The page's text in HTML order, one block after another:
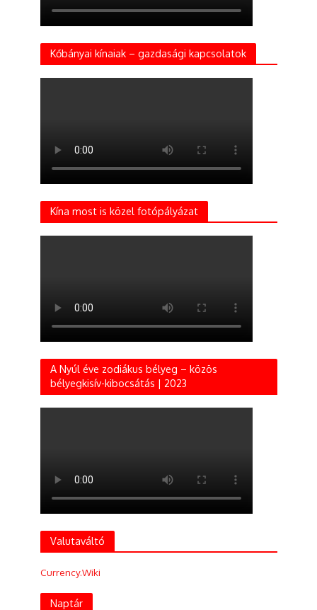
Kőbányai kínaiak – gazdasági kapcsolatok
Kína most is közel fotópályázat
A Nyúl éve zodiákus bélyeg – közös
bélyegkisív-kibocsátás | 2023
Valutaváltó
Currency.Wiki
Naptár